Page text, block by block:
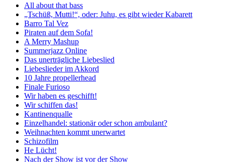
All about that bass
„Tschüß, Mutti!“, oder: Juhu, es gibt wieder Kabarett
Barro Tal Vez
Piraten auf dem Sofa!
A Merry Mashup
Summerjazz Online
Das unerträgliche Liebeslied
Liebeslieder im Akkord
10 Jahre propellerhead
Finale Furioso
Wir haben es geschifft!
Wir schiffen das!
Kantinenqualle
Einzelhandel: stationär oder schon ambulant?
Weihnachten kommt unerwartet
Schizofilm
He Lücht!
Nach der Show ist vor der Show